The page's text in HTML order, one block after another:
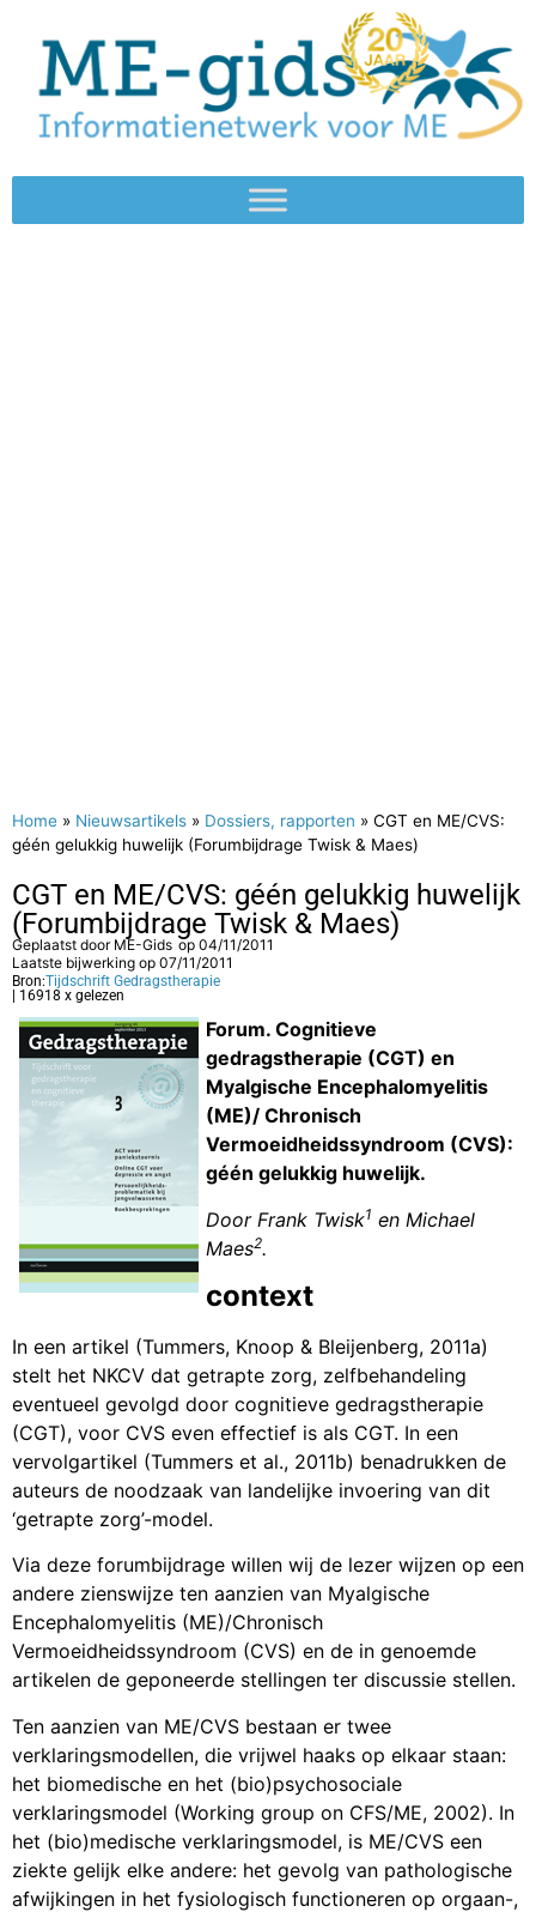
Home » Nieuwsartikels » Dossiers, rapporten » CGT en ME/CVS:
géén gelukkig huwelijk (Forumbijdrage Twisk & Maes)
CGT en ME/CVS: géén gelukkig huwelijk
(Forumbijdrage Twisk & Maes)
Geplaatst door ME-Gids op 04/11/2011
Laatste bijwerking op 07/11/2011
Bron:Tijdschrift Gedragstherapie
| 16918 x gelezen
Forum. Cognitieve
gedragstherapie (CGT) en
Myalgische Encephalomyelitis
(ME)/ Chronisch
Vermoeidheidssyndroom (CVS):
géén gelukkig huwelijk.
Door Frank Twisk1 en Michael
Maes2.
context
In een artikel (Tummers, Knoop & Bleijenberg, 2011a)
stelt het NKCV dat getrapte zorg, zelfbehandeling
eventueel gevolgd door cognitieve gedragstherapie
(CGT), voor CVS even effectief is als CGT. In een
vervolgartikel (Tummers et al., 2011b) benadrukken de
auteurs de noodzaak van landelijke invoering van dit
‘getrapte zorg’-model.
Via deze forumbijdrage willen wij de lezer wijzen op een
andere zienswijze ten aanzien van Myalgische
Encephalomyelitis (ME)/Chronisch
Vermoeidheidssyndroom (CVS) en de in genoemde
artikelen de geponeerde stellingen ter discussie stellen.
Ten aanzien van ME/CVS bestaan er twee
verklaringsmodellen, die vrijwel haaks op elkaar staan:
het biomedische en het (bio)psychosociale
verklaringsmodel (Working group on CFS/ME, 2002). In
het (bio)medische verklaringsmodel, is ME/CVS een
ziekte gelijk elke andere: het gevolg van pathologische
afwijkingen in het fysiologisch functioneren op orgaan-,